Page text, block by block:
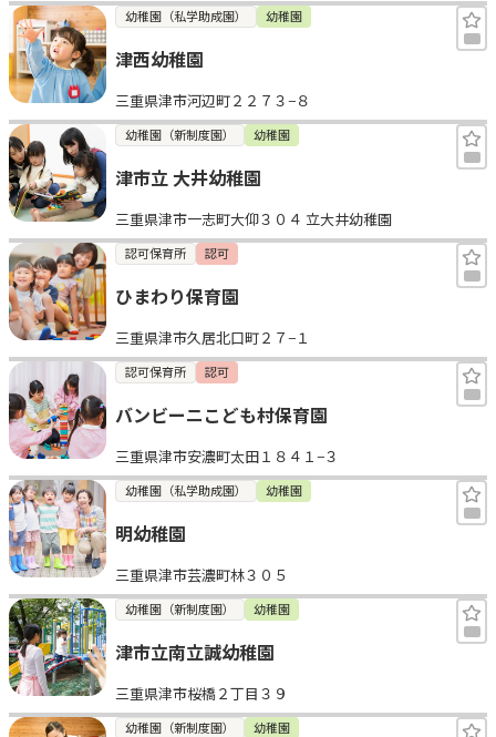
エンクルの特徴と活用方法
コラム
お知らせ
幼稚園（私学助成園） 幼稚園
津西幼稚園
三重県津市河辺町２２７３−８
幼稚園（新制度園） 幼稚園
津市立 大井幼稚園
三重県津市一志町大仰３０４ 立大井幼稚園
認可保育所 認可
ひまわり保育園
三重県津市久居北口町２７−１
認可保育所 認可
バンビーニこども村保育園
三重県津市安濃町太田１８４１−３
幼稚園（私学助成園） 幼稚園
明幼稚園
三重県津市芸濃町林３０５
幼稚園（新制度園） 幼稚園
津市立南立誠幼稚園
三重県津市桜橋２丁目３９
幼稚園（新制度園） 幼稚園